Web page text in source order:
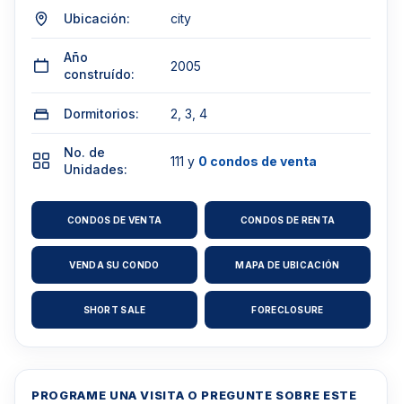
Ubicación: city
Año
construído:
2005
Dormitorios: 2, 3, 4
No. de
Unidades:
111 y 0 condos de venta
CONDOS DE VENTA CONDOS DE RENTA
VENDA SU CONDO MAPA DE UBICACIÓN
SHORT SALE FORECLOSURE
PROGRAME UNA VISITA O PREGUNTE SOBRE ESTE